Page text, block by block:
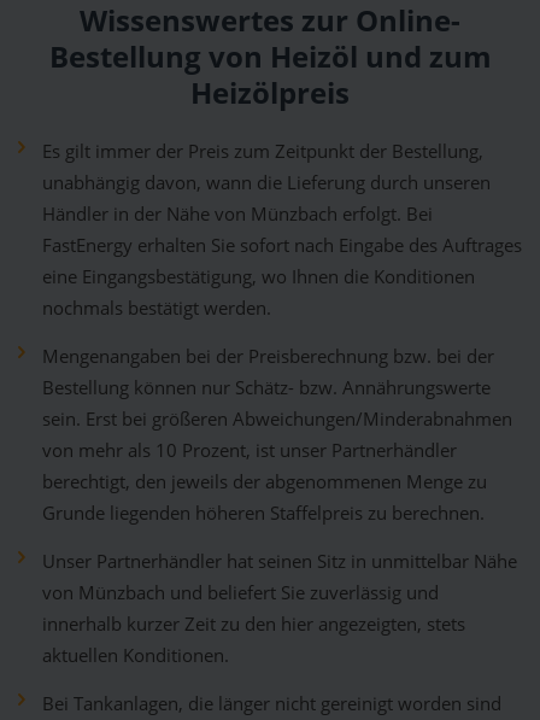
Wissenswertes zur Online-
Bestellung von Heizöl und zum
Heizölpreis
Es gilt immer der Preis zum Zeitpunkt der Bestellung,
unabhängig davon, wann die Lieferung durch unseren
Händler in der Nähe von Münzbach erfolgt. Bei
FastEnergy erhalten Sie sofort nach Eingabe des Auftrages
eine Eingangsbestätigung, wo Ihnen die Konditionen
nochmals bestätigt werden.
Mengenangaben bei der Preisberechnung bzw. bei der
Bestellung können nur Schätz- bzw. Annährungswerte
sein. Erst bei größeren Abweichungen/Minderabnahmen
von mehr als 10 Prozent, ist unser Partnerhändler
berechtigt, den jeweils der abgenommenen Menge zu
Grunde liegenden höheren Staffelpreis zu berechnen.
Unser Partnerhändler hat seinen Sitz in unmittelbar Nähe
von Münzbach und beliefert Sie zuverlässig und
innerhalb kurzer Zeit zu den hier angezeigten, stets
aktuellen Konditionen.
Bei Tankanlagen, die länger nicht gereinigt worden sind